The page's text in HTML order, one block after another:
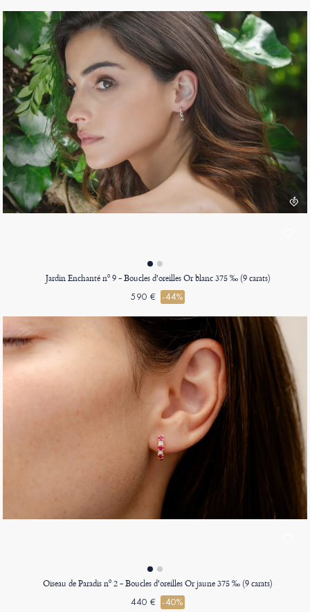
Jardin Enchanté nº 9 - Boucles d'oreilles Or blanc 375 ‰ (9 carats)
590 € -44%
Oiseau de Paradis nº 2 - Boucles d'oreilles Or jaune 375 ‰ (9 carats)
440 € -40%